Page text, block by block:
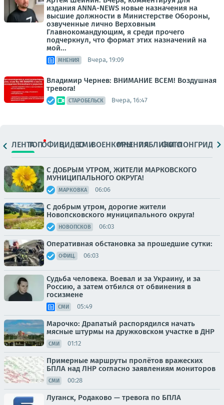
издания ANNA-NEWS новые назначения на
высшие должности в Министерстве Обороны,
озвученные лично Верховным
Главнокомандующим, я среди прочего
подчеркнул, что формат этих назначений на
мой...
МНЕНИЯ Вчера, 19:09
Владимир Чернев: ВНИМАНИЕ ВСЕМ! Воздушная
тревога!
СТАРОБЕЛЬСК Вчера, 16:47
ЛЕНТАТОПОФИЦ.ВИДЕОСМИВОЕНКОРЫМНЕНИЯПАБЛИКИ
ФОТОЛОНГРИДЫ
С ДОБРЫМ УТРОМ, ЖИТЕЛИ МАРКОВСКОГО
МУНИЦИПАЛЬНОГО ОКРУГА!
МАРКОВКА 06:06
С добрым утром, дорогие жители
Новопсковского муниципального округа!
НОВОПСКОВ 06:03
Оперативная обстановка за прошедшие сутки:
ОФИЦ. 06:03
Судьба человека. Воевал и за Украину, и за
Россию, а затем отбился от обвинения в
госизмене
СМИ 05:49
Марочко: Драпатый распорядился начать
мясные штурмы на дружковском участке в ДНР
СМИ 01:12
Примерные маршруты пролётов вражеских
БПЛА над ЛНР согласно заявлениям мониторов
СМИ 00:28
Луганск, Родаково — тревога по БПЛА